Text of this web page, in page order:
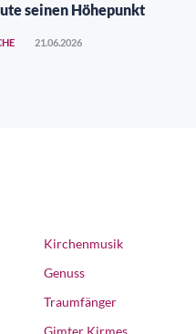
seinen Höhepunkt
21.06.2026
Kirchenmusik
Genuss
Traumfänger
Gimter Kirmes